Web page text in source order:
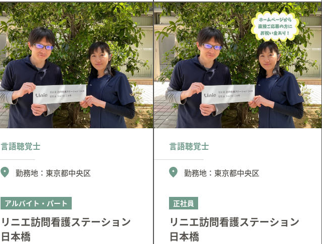
言語聴覚士
勤務地： 東京都中央区
アルバイト・パート
リニエ訪問看護ステーション
日本橋
言語聴覚士
勤務地： 東京都中央区
正社員
リニエ訪問看護ステーション
日本橋